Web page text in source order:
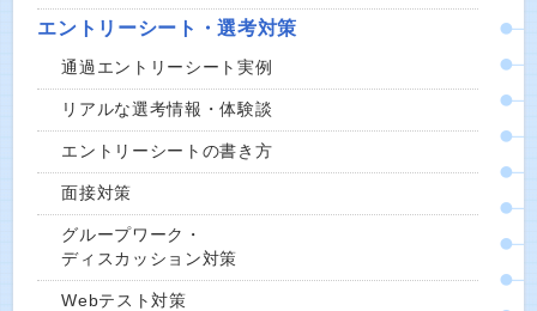
エントリーシート・選考対策
通過エントリーシート実例
リアルな選考情報・体験談
エントリーシートの書き方
面接対策
グループワーク・
ディスカッション対策
Webテスト対策